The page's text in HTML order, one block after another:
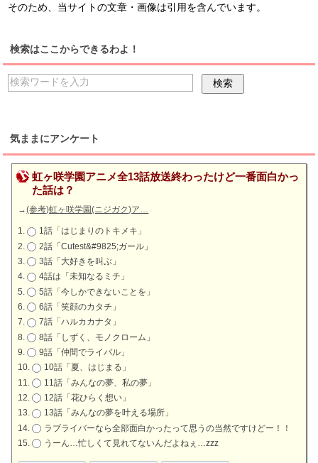
そのため、当サイトの文章・画像は引用を含んでいます。
検索はここからできるわよ！
気ままにアンケート
虹ヶ咲学園アニメ全13話放送終わったけど一番面白かっ
た話は？
→(参考)虹ヶ咲学園(ニジガク)ア…
1話「はじまりのトキメキ」
2話「Cutest&#9825;ガール」
3話「大好きを叫ぶ」
4話は「未知なるミチ」
5話「今しかできないことを」
6話「笑顔のカタチ」
7話「ハルカカナタ」
8話「しずく、モノクローム」
9話「仲間でライバル」
10話「夏、はじまる」
11話「みんなの夢、私の夢」
12話「花ひらく想い」
13話「みんなの夢を叶える場所」
ラブライバーなら全部面白かったって思うの当然ですけどー！！
うーん…忙しくて見れてないんだよねぇ…zzz